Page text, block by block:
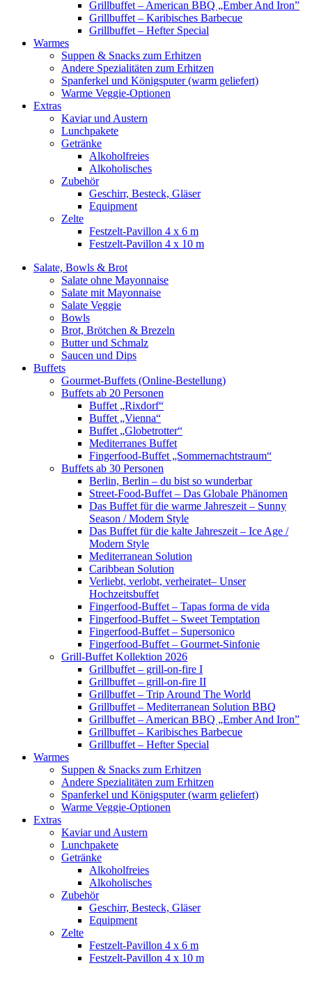
Grillbuffet – American BBQ „Ember And Iron”
Grillbuffet – Karibisches Barbecue
Grillbuffet – Hefter Special
Warmes
Suppen & Snacks zum Erhitzen
Andere Spezialitäten zum Erhitzen
Spanferkel und Königsputer (warm geliefert)
Warme Veggie-Optionen
Extras
Kaviar und Austern
Lunchpakete
Getränke
Alkoholfreies
Alkoholisches
Zubehör
Geschirr, Besteck, Gläser
Equipment
Zelte
Festzelt-Pavillon 4 x 6 m
Festzelt-Pavillon 4 x 10 m
Salate, Bowls & Brot
Salate ohne Mayonnaise
Salate mit Mayonnaise
Salate Veggie
Bowls
Brot, Brötchen & Brezeln
Butter und Schmalz
Saucen und Dips
Buffets
Gourmet-Buffets (Online-Bestellung)
Buffets ab 20 Personen
Buffet „Rixdorf“
Buffet „Vienna“
Buffet „Globetrotter“
Mediterranes Buffet
Fingerfood-Buffet „Sommernachtstraum“
Buffets ab 30 Personen
Berlin, Berlin – du bist so wunderbar
Street-Food-Buffet – Das Globale Phänomen
Das Buffet für die warme Jahreszeit – Sunny
Season / Modern Style
Das Buffet für die kalte Jahreszeit – Ice Age /
Modern Style
Mediterranean Solution
Caribbean Solution
Verliebt, verlobt, verheiratet– Unser
Hochzeitsbuffet
Fingerfood-Buffet – Tapas forma de vida
Fingerfood-Buffet – Sweet Temptation
Fingerfood-Buffet – Supersonico
Fingerfood-Buffet – Gourmet-Sinfonie
Grill-Buffet Kollektion 2026
Grillbuffet – grill-on-fire I
Grillbuffet – grill-on-fire II
Grillbuffet – Trip Around The World
Grillbuffet – Mediterranean Solution BBQ
Grillbuffet – American BBQ „Ember And Iron”
Grillbuffet – Karibisches Barbecue
Grillbuffet – Hefter Special
Warmes
Suppen & Snacks zum Erhitzen
Andere Spezialitäten zum Erhitzen
Spanferkel und Königsputer (warm geliefert)
Warme Veggie-Optionen
Extras
Kaviar und Austern
Lunchpakete
Getränke
Alkoholfreies
Alkoholisches
Zubehör
Geschirr, Besteck, Gläser
Equipment
Zelte
Festzelt-Pavillon 4 x 6 m
Festzelt-Pavillon 4 x 10 m